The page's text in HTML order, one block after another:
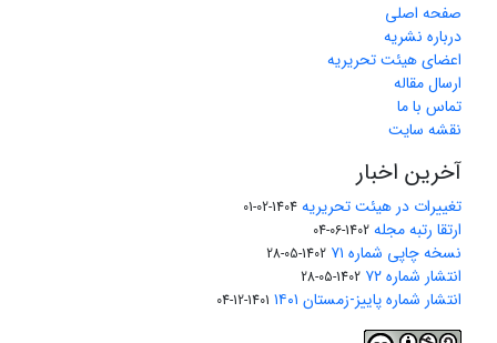
صفحه اصلی
درباره نشریه
اعضای هیئت تحریریه
ارسال مقاله
تماس با ما
نقشه سایت
آخرین اخبار
تغییرات در هیئت تحریریه 1404-02-01
ارتقا رتبه مجله 1402-06-04
نسخه چاپی شماره ۷۱ 1402-05-28
انتشار شماره ۷۲ 1402-05-28
انتشار شماره پاییز-زمستان ۱۴۰۱ 1401-12-04